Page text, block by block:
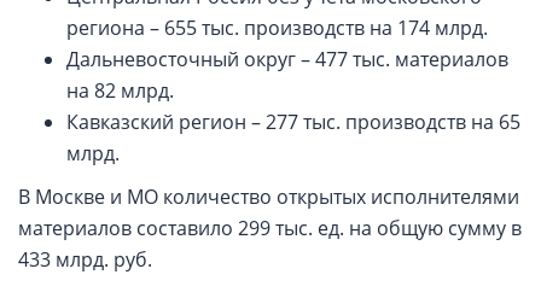
региона – 655 тыс. производств на 174 млрд.
Дальневосточный округ – 477 тыс. материалов
на 82 млрд.
Кавказский регион – 277 тыс. производств на 65
млрд.
В Москве и МО количество открытых исполнителями
материалов составило 299 тыс. ед. на общую сумму в
433 млрд. руб.